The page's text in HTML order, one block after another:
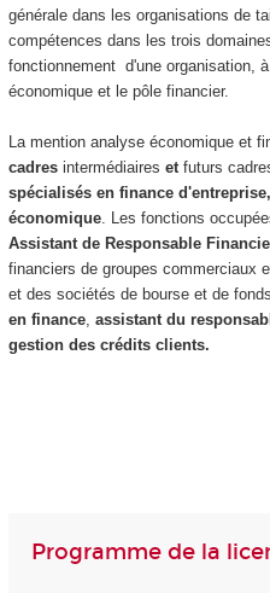
générale dans les organisations de
compétences dans les trois
fonctionnement d'une organisation,
économique et le pôle financier.
La mention analyse économique et
cadres intermédiaires et futurs
spécialisés en finance
économique. Les fonctions
Assistant de Responsable
financiers de groupes commerciaux
et des sociétés de bourse et de
en finance, assistant du
gestion des crédits clients.
Programme de la